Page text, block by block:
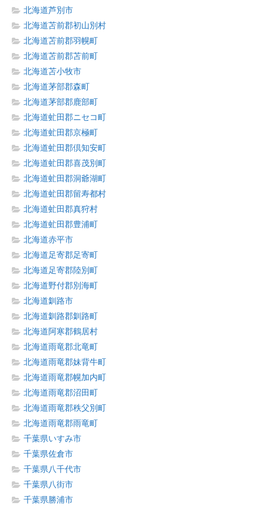
北海道芦別市
北海道苫前郡初山別村
北海道苫前郡羽幌町
北海道苫前郡苫前町
北海道苫小牧市
北海道茅部郡森町
北海道茅部郡鹿部町
北海道虻田郡ニセコ町
北海道虻田郡京極町
北海道虻田郡倶知安町
北海道虻田郡喜茂別町
北海道虻田郡洞爺湖町
北海道虻田郡留寿都村
北海道虻田郡真狩村
北海道虻田郡豊浦町
北海道赤平市
北海道足寄郡足寄町
北海道足寄郡陸別町
北海道野付郡別海町
北海道釧路市
北海道釧路郡釧路町
北海道阿寒郡鶴居村
北海道雨竜郡北竜町
北海道雨竜郡妹背牛町
北海道雨竜郡幌加内町
北海道雨竜郡沼田町
北海道雨竜郡秩父別町
北海道雨竜郡雨竜町
千葉県いすみ市
千葉県佐倉市
千葉県八千代市
千葉県八街市
千葉県勝浦市